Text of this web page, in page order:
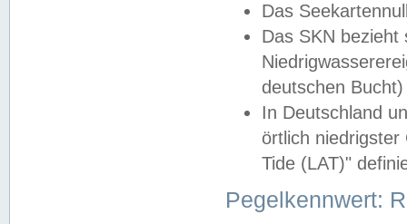
Das
Das SKN
deutschen
In Deutschland
örtlich
Tide (LAT)"
Pegelkennwert: